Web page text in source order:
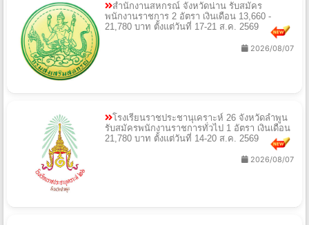
สำนักงานสหกรณ์ จังหวัดน่าน รับสมัคร
พนักงานราชการ 2 อัตรา เงินเดือน 13,660 -
21,780 บาท ตั้งแต่วันที่ 17-21 ส.ค. 2569
2026/08/07
โรงเรียนราชประชานุเคราะห์ 26 จังหวัดลำพูน
รับสมัครพนักงานราชการทั่วไป 1 อัตรา เงินเดือน
21,780 บาท ตั้งแต่วันที่ 14-20 ส.ค. 2569
2026/08/07